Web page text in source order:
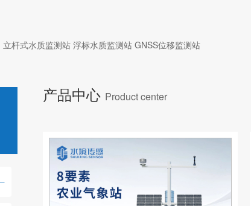
立杆式水质监测站 浮标水质监测站 GNSS位移监测站
产品中心 Product center